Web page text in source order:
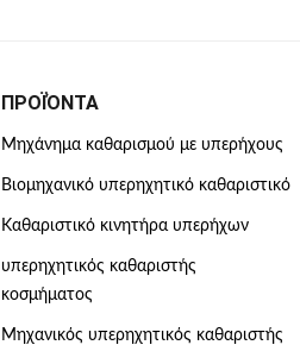
ΠΡΟΪΌΝΤΑ
Μηχάνημα καθαρισμού με υπερήχους
Βιομηχανικό υπερηχητικό καθαριστικό
Καθαριστικό κινητήρα υπερήχων
υπερηχητικός καθαριστής
κοσμήματος
Μηχανικός υπερηχητικός καθαριστής